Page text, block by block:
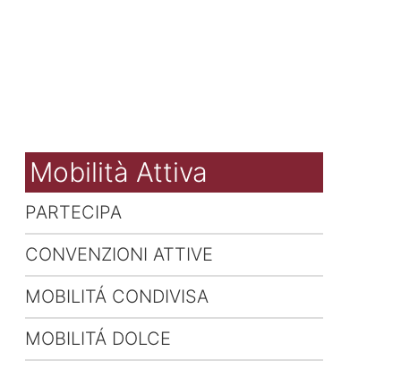
Mobilità Attiva
PARTECIPA
CONVENZIONI ATTIVE
MOBILITÁ CONDIVISA
MOBILITÁ DOLCE